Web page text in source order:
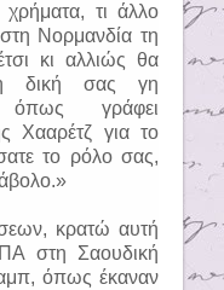
τι άλλο
Νορμανδία τη
κι αλλιώς θα
δική σας γη
όπως γράφει
Χααρέτζ για το
το ρόλο σας,
κρατώ αυτή
στη Σαουδική
όπως έκαναν